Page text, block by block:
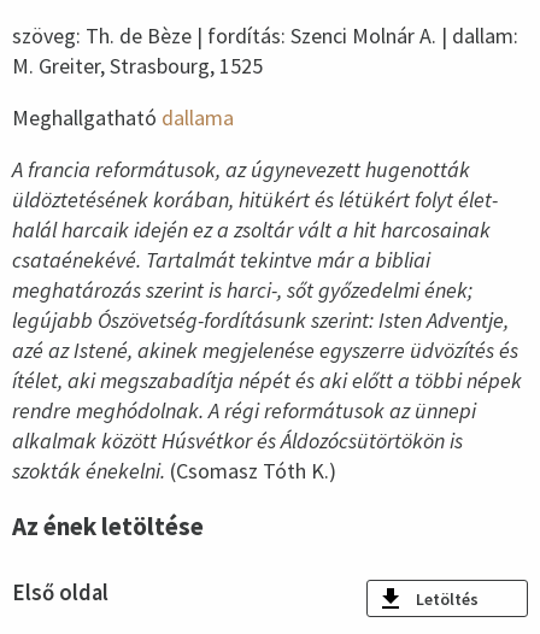
szöveg: Th. de Bèze | fordítás: Szenci Molnár A. | dallam:
M. Greiter, Strasbourg, 1525
Meghallgatható dallama
A francia reformátusok, az úgynevezett hugenották
üldöztetésének korában, hitükért és létükért folyt élet-
halál harcaik idején ez a zsoltár vált a hit harcosainak
csataénekévé. Tartalmát tekintve már a bibliai
meghatározás szerint is harci-, sőt győzedelmi ének;
legújabb Ószövetség-fordításunk szerint: Isten Adventje,
azé az Istené, akinek megjelenése egyszerre üdvözítés és
ítélet, aki megszabadítja népét és aki előtt a többi népek
rendre meghódolnak. A régi reformátusok az ünnepi
alkalmak között Húsvétkor és Áldozócsütörtökön is
szokták énekelni. (Csomasz Tóth K.)
Az ének letöltése
Első oldal Letöltés